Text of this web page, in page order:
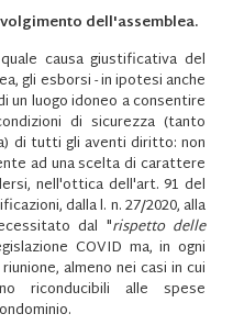
dell'assemblea.
causa giustificativa del
gli esborsi - in ipotesi anche
un luogo idoneo a consentire
di sicurezza (tanto
di tutti gli aventi diritto: non
ad una scelta di carattere
nell'ottica dell'art. 91 del
dalla l. n. 27/2020, alla
dal "rispetto delle
COVID ma, in ogni
almeno nei casi in cui
riconducibili alle spese